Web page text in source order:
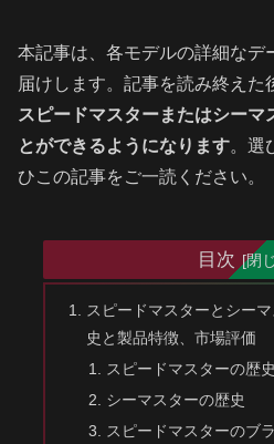
本記事は、各モデルの詳細なデ
届けします。記事を読み終えた
スピードマスターまたはシーマ
とができるようになります。選
ひこの記事をご一読ください。
目次
スピードマスターとシー
史と製品特徴、市場評価
スピードマスターの歴史
シーマスターの歴史
スピードマスターのブ